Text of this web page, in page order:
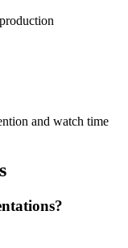
and watch time